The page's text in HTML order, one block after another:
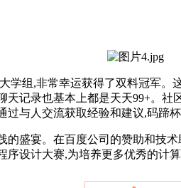
学组,非常幸运获得了双料冠军
记录也基本上都是天天99+。
与人交流获取经验和建议,码蹄
盛宴。在百度公司的赞助和技
设计大赛,为培养更多优秀的计算